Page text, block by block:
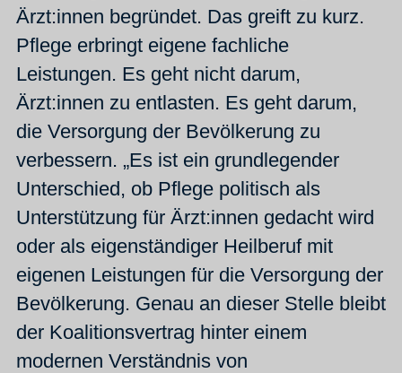
Ärzt:innen begründet. Das greift zu kurz.
Pflege erbringt eigene fachliche
Leistungen. Es geht nicht darum,
Ärzt:innen zu entlasten. Es geht darum,
die Versorgung der Bevölkerung zu
verbessern. „Es ist ein grundlegender
Unterschied, ob Pflege politisch als
Unterstützung für Ärzt:innen gedacht wird
oder als eigenständiger Heilberuf mit
eigenen Leistungen für die Versorgung der
Bevölkerung. Genau an dieser Stelle bleibt
der Koalitionsvertrag hinter einem
modernen Verständnis von